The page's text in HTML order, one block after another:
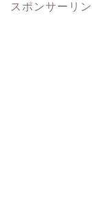
スポンサーリン